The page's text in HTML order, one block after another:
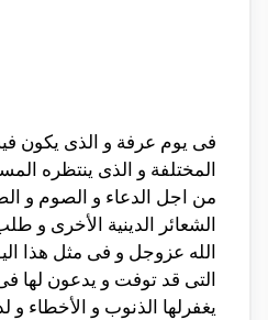
فى يوم عرفة و الذى يكون
المختلفة و الذى ينتظره
من اجل الدعاء و الصوم و
الشعائر الدينية الأخرى و
الله عزوجل و فى مثل هذا
التى قد توفت و يدعون لها
يغفرلها الذنوب و الأخطاء